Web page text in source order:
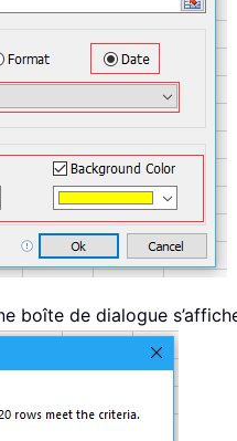
boîte de dialogue